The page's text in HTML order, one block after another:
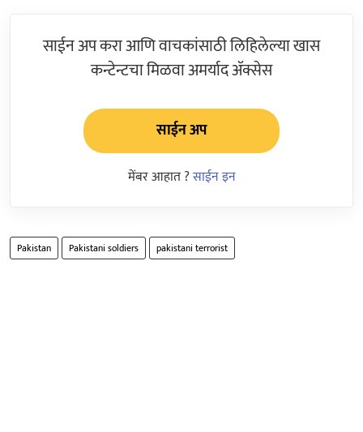
साईन अप करा आणि वाचकांसाठी लिहिलेल्या खास
कन्टेन्टचा मिळवा अमर्याद ॲक्सेस
साईन अप
मेंबर आहात ?साईन इन
Pakistan Pakistani soldiers pakistani terrorist